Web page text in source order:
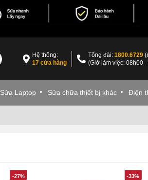
Hệ thống:
17 cửa hàng
Tổng đài:1800.6729
(Giờ làm việc: 08h00
Sửa Laptop Sửa chữa thiết bị khác Điện
-27% -33%